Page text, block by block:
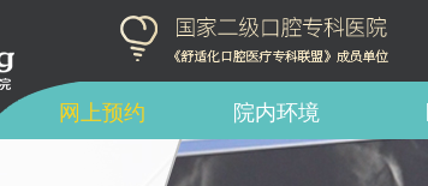
网上预约 院内环境